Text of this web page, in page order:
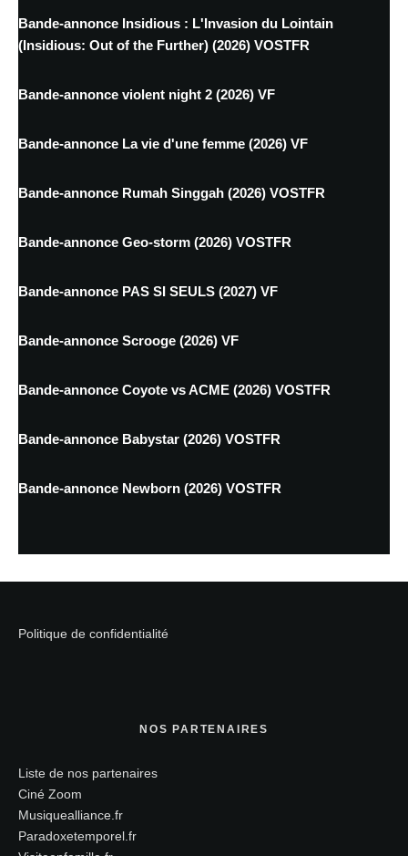
Bande-annonce Insidious : L'Invasion du Lointain
(Insidious: Out of the Further) (2026) VOSTFR
Bande-annonce violent night 2 (2026) VF
Bande-annonce La vie d'une femme (2026) VF
Bande-annonce Rumah Singgah (2026) VOSTFR
Bande-annonce Geo-storm (2026) VOSTFR
Bande-annonce PAS SI SEULS (2027) VF
Bande-annonce Scrooge (2026) VF
Bande-annonce Coyote vs ACME (2026) VOSTFR
Bande-annonce Babystar (2026) VOSTFR
Bande-annonce Newborn (2026) VOSTFR
Politique de confidentialité
NOS PARTENAIRES
Liste de nos partenaires
Ciné Zoom
Musiquealliance.fr
Paradoxetemporel.fr